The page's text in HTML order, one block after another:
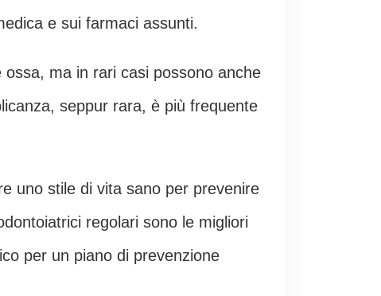
e sui farmaci assunti.
ma in rari casi possono anche
seppur rara, è più frequente
uno stile di vita sano per prevenire
regolari sono le migliori
per un piano di prevenzione